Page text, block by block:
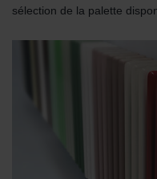
sélection de la palette